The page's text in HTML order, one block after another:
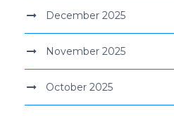
December 2025
November 2025
October 2025